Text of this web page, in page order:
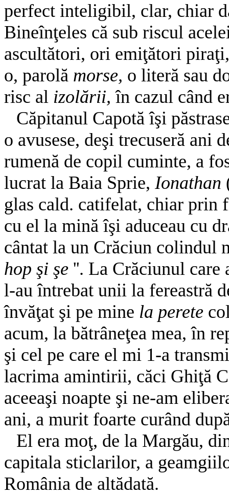
perfect inteligibil, clar, chiar
Bineînţeles că sub riscul
ascultători, ori emiţători
o, parolă morse, o literă sau
risc al izolării,în cazul când
Căpitanul Capotă îşi
o avusese, deşi trecuseră ani
rumenă de copil cuminte, a
lucrat la Baia Sprie, Ionathan
glas cald. catifelat, chiar
cu el la mină îşi aduceau cu
cântat la un Crăciun colindul
hop şi şe ''. La Crăciunul care
l-au întrebat unii la fereastră
învăţat şi pe mine la perete
acum, la bătrâneţea mea, în
şi cel pe care el mi 1-a
lacrima amintirii, căci Ghiţă
aceeaşi noapte şi ne-am
ani, a murit foarte curând
El era moţ, de la Margău,
capitala sticlarilor, a
România de altădată.